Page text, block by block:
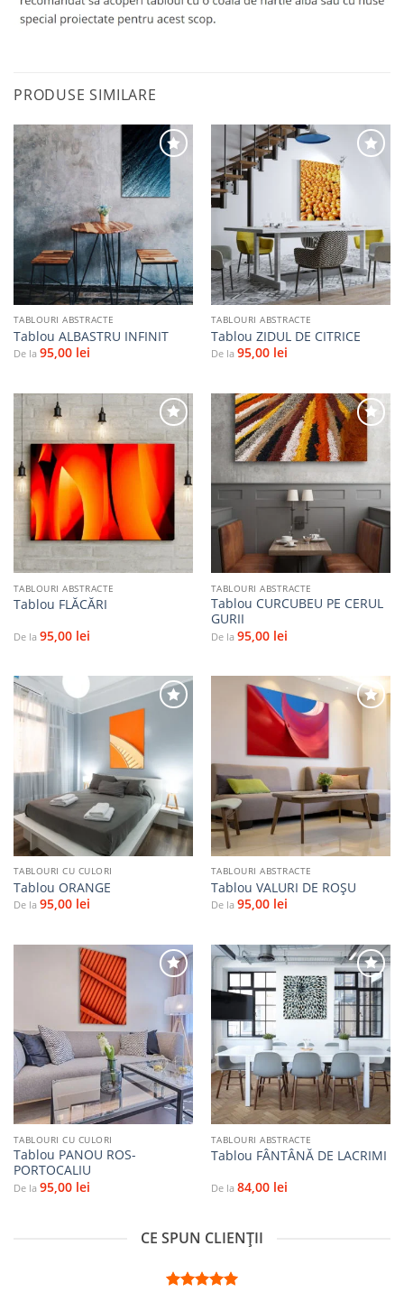
PRODUSE SIMILARE
Adaugă
favorite
TABLOURI ABSTRACTE
Tablou ALBASTRU INFINIT
De la 95,00 lei
favorite
TABLOURI ABSTRACTE
Tablou ZIDUL DE CITRICE
De la 95,00 lei
Adaugă
favorite
TABLOURI ABSTRACTE
Tablou FLĂCĂRI
De la 95,00 lei
Adaugă
la
favorite
TABLOURI ABSTRACTE
Tablou CURCUBEU PE CERUL
GURII
De la 95,00 lei
Adaugă
la
favorite
TABLOURI CU CULORI
Tablou ORANGE
De la 95,00 lei
la
favorite
TABLOURI ABSTRACTE
Tablou VALURI DE ROȘU
De la 95,00 lei
Adaugă
la
favorite
TABLOURI CU CULORI
Tablou PANOU ROS-
PORTOCALIU
De la 95,00 lei
Adaugă
la
favorite
TABLOURI ABSTRACTE
Tablou FÂNTÂNĂ DE LACRIMI
De la 84,00 lei
CE SPUN CLIENȚII